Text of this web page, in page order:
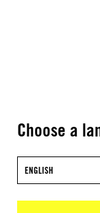
Choose a
ENGLISH